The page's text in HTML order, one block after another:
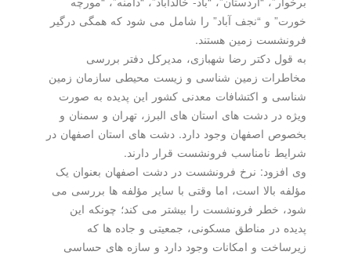
خورت” و “نجف آباد” را شامل می شود که همگی درگیر
فرونشست زمین هستند.
به قول دکتر رضا شهبازی، مدیرکل دفتر بررسی
مخاطرات زمین شناسی و زیست محیطی سازمان زمین
شناسی و اکتشافات معدنی کشور این پدیده به صورت
ویژه در دشت های استان های البرز، تهران و سمنان و
بخصوص اصفهان وجود دارد. دشت های استان اصفهان در
شرایط نامناسب فرونشست قرار دارند.
وی افزود: نرخ فرونشست در دشت اصفهان بعنوان یک
مؤلفه بالا است، اما وقتی با سایر مؤلفه ها بررسی می
شود، خطر فرونشست را بیشتر می کند؛ چونکه این
پدیده در مناطق مسکونی، جمعیتی و جاده ها که
زیرساخت و امکانات وجود دارد و سازه های حساسی